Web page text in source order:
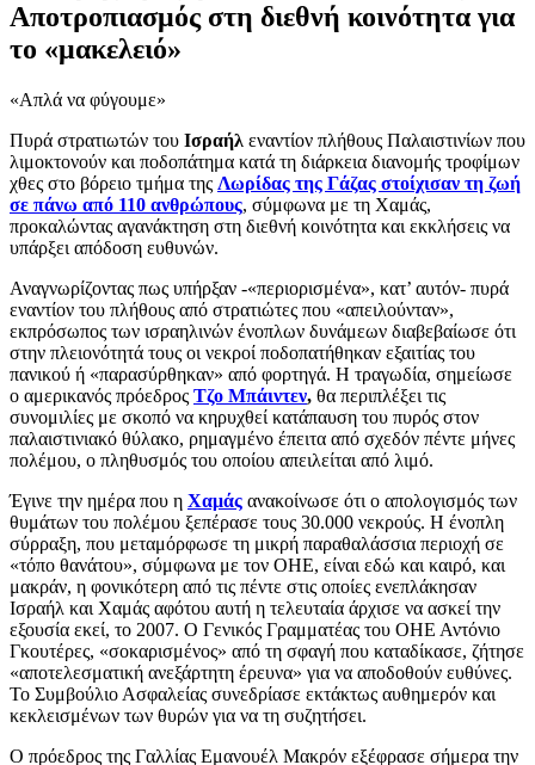
Αποτροπιασμός στη διεθνή κοινότητα για
το «μακελειό»
«Απλά να φύγουμε»
Πυρά στρατιωτών του Ισραήλ εναντίον πλήθους Παλαιστινίων που
λιμοκτονούν και ποδοπάτημα κατά τη διάρκεια διανομής τροφίμων
χθες στο βόρειο τμήμα της Λωρίδας της Γάζας στοίχισαν τη ζωή
σε πάνω από 110 ανθρώπους, σύμφωνα με τη Χαμάς,
προκαλώντας αγανάκτηση στη διεθνή κοινότητα και εκκλήσεις να
υπάρξει απόδοση ευθυνών.
Αναγνωρίζοντας πως υπήρξαν -«περιορισμένα», κατ’ αυτόν- πυρά
εναντίον του πλήθους από στρατιώτες που «απειλούνταν»,
εκπρόσωπος των ισραηλινών ένοπλων δυνάμεων διαβεβαίωσε ότι
στην πλειονότητά τους οι νεκροί ποδοπατήθηκαν εξαιτίας του
πανικού ή «παρασύρθηκαν» από φορτηγά. Η τραγωδία, σημείωσε
ο αμερικανός πρόεδρος Τζο Μπάιντεν, θα περιπλέξει τις
συνομιλίες με σκοπό να κηρυχθεί κατάπαυση του πυρός στον
παλαιστινιακό θύλακο, ρημαγμένο έπειτα από σχεδόν πέντε μήνες
πολέμου, ο πληθυσμός του οποίου απειλείται από λιμό.
Έγινε την ημέρα που η Χαμάς ανακοίνωσε ότι ο απολογισμός των
θυμάτων του πολέμου ξεπέρασε τους 30.000 νεκρούς. Η ένοπλη
σύρραξη, που μεταμόρφωσε τη μικρή παραθαλάσσια περιοχή σε
«τόπο θανάτου», σύμφωνα με τον ΟΗΕ, είναι εδώ και καιρό, και
μακράν, η φονικότερη από τις πέντε στις οποίες ενεπλάκησαν
Ισραήλ και Χαμάς αφότου αυτή η τελευταία άρχισε να ασκεί την
εξουσία εκεί, το 2007. Ο Γενικός Γραμματέας του ΟΗΕ Αντόνιο
Γκουτέρες, «σοκαρισμένος» από τη σφαγή που καταδίκασε, ζήτησε
«αποτελεσματική ανεξάρτητη έρευνα» για να αποδοθούν ευθύνες.
Το Συμβούλιο Ασφαλείας συνεδρίασε εκτάκτως αυθημερόν και
κεκλεισμένων των θυρών για να τη συζητήσει.
Ο πρόεδρος της Γαλλίας Εμανουέλ Μακρόν εξέφρασε σήμερα την